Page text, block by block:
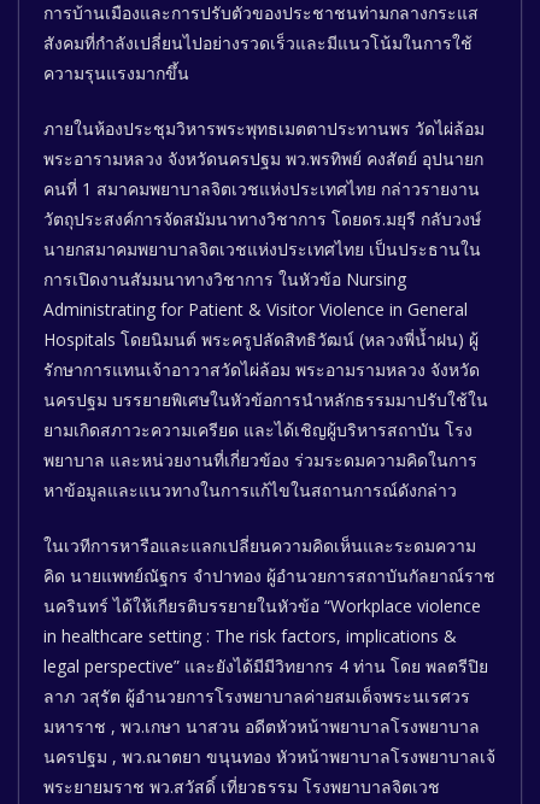
การบ้านเมืองและการปรับตัวของประชาชนท่ามกลางกระแส
สังคมที่กำลังเปลี่ยนไปอย่างรวดเร็วและมีแนวโน้มในการใช้
ความรุนแรงมากขึ้น
ภายในห้องประชุมวิหารพระพุทธเมตตาประทานพร วัดไผ่ล้อม
พระอารามหลวง จังหวัดนครปฐม พว.พรทิพย์ คงสัตย์ อุปนายก
คนที่ 1 สมาคมพยาบาลจิตเวชแห่งประเทศไทย กล่าวรายงาน
วัตถุประสงค์การจัดสมัมนาทางวิชาการ โดยดร.มยุรี กลับวงษ์
นายกสมาคมพยาบาลจิตเวชแห่งประเทศไทย เป็นประธานใน
การเปิดงานสัมมนาทางวิชาการ ในหัวข้อ Nursing
Administrating for Patient & Visitor Violence in General
Hospitals โดยนิมนต์ พระครูปลัดสิทธิวัฒน์ (หลวงพี่น้ำฝน) ผู้
รักษาการแทนเจ้าอาวาสวัดไผ่ล้อม พระอามรามหลวง จังหวัด
นครปฐม บรรยายพิเศษในหัวข้อการนำหลักธรรมมาปรับใช้ใน
ยามเกิดสภาวะความเครียด และได้เชิญผู้บริหารสถาบัน โรง
พยาบาล และหน่วยงานที่เกี่ยวข้อง ร่วมระดมความคิดในการ
หาข้อมูลและแนวทางในการแก้ไขในสถานการณ์ดังกล่าว
ในเวทีการหารือและแลกเปลี่ยนความคิดเห็นและระดมความ
คิด นายแพทย์ณัฐกร จำปาทอง ผู้อำนวยการสถาบันกัลยาณ์ราช
นครินทร์ ได้ให้เกียรติบรรยายในหัวข้อ “Workplace violence
in healthcare setting : The risk factors, implications &
legal perspective” และยังได้มีมีวิทยากร 4 ท่าน โดย พลตรีปิย
ลาภ วสุรัต ผู้อำนวยการโรงพยาบาลค่ายสมเด็จพระนเรศวร
มหาราช , พว.เกษา นาสวน อดีตหัวหน้าพยาบาลโรงพยาบาล
นครปฐม , พว.ณาตยา ขนุนทอง หัวหน้าพยาบาลโรงพยาบาลเจ้
พระยายมราช พว.สวัสดิ์ เที่ยวธรรม โรงพยาบาลจิตเวช